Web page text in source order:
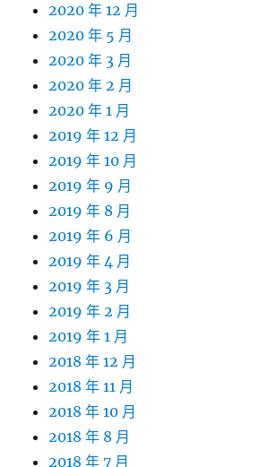
2020 年 12 月
2020 年 5 月
2020 年 3 月
2020 年 2 月
2020 年 1 月
2019 年 12 月
2019 年 10 月
2019 年 9 月
2019 年 8 月
2019 年 6 月
2019 年 4 月
2019 年 3 月
2019 年 2 月
2019 年 1 月
2018 年 12 月
2018 年 11 月
2018 年 10 月
2018 年 8 月
2018 年 7 月